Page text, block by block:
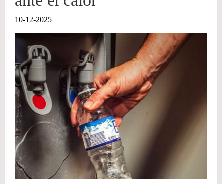
10-12-2025